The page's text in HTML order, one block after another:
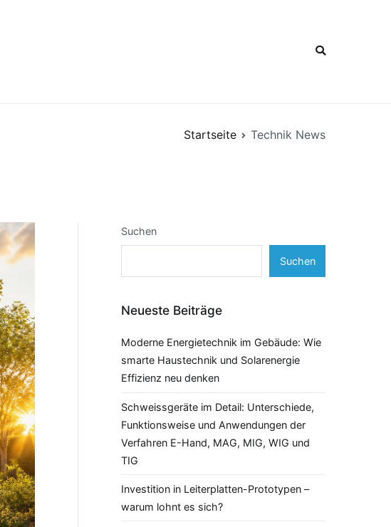
Startseite Technik News
Suchen
Suchen
Neueste Beiträge
Moderne Energietechnik im Gebäude: Wie
smarte Haustechnik und Solarenergie
Effizienz neu denken
Schweissgeräte im Detail: Unterschiede,
Funktionsweise und Anwendungen der
Verfahren E-Hand, MAG, MIG, WIG und
TIG
Investition in Leiterplatten-Prototypen –
warum lohnt es sich?